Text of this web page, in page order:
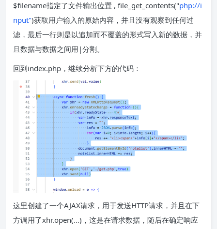
$filename指定了文件输出位置 , file_get_contents("php://i
nput")获取用户输入的原始内容，并且没有观察到任何过
滤，最后一行则是以追加而不覆盖的形式写入新的数据，并
且数据与数据之间用|分割。
回到index.php，继续分析下方的代码：
这里创建了一个AJAX请求，用于发送HTTP请求，并且在下
方调用了xhr.open(…)，这是在请求数据，随后在确定响应